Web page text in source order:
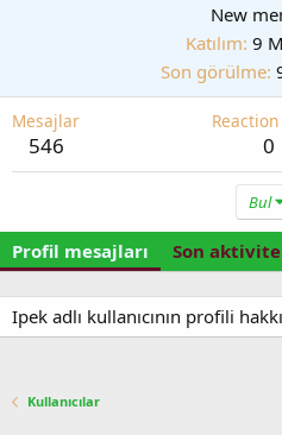
New
Katılım 9
Son görülme
Mesajlar
546 0
Bul
Profil mesajları Son aktivite
Ipek adlı kullanıcının profili
Kullanıcılar